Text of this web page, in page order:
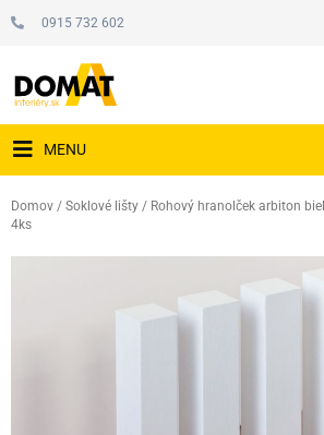
0915 732 602
MENU
Domov / Soklové lišty / Rohový hranolček arbiton
4ks